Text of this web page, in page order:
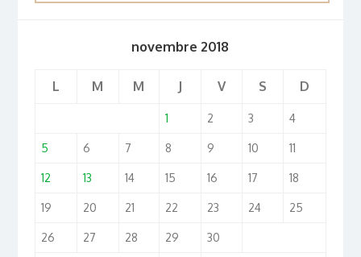
novembre 2018
L M M J V S D
1 2 3 4
5 6 7 8 9 10 11
12 13 14 15 16 17 18
19 20 21 22 23 24 25
26 27 28 29 30